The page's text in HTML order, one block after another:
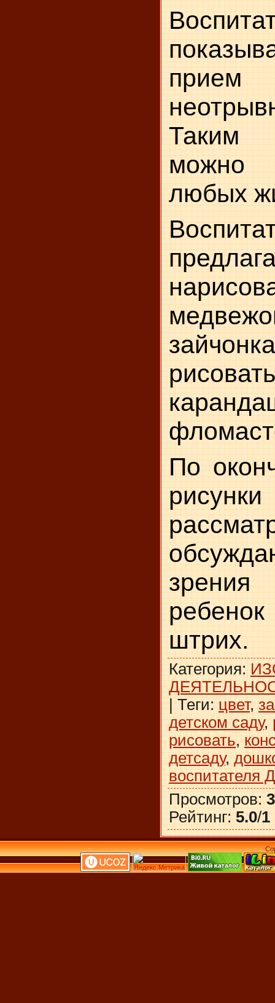
прием
Таким
можно
любых
рисовать
По
рисунки
штрих.
Категория:
| Теги: цвет,
детском саду,
рисовать,
детсаду,
воспитателя
Просмотров:
Рейтинг: 5.0/1